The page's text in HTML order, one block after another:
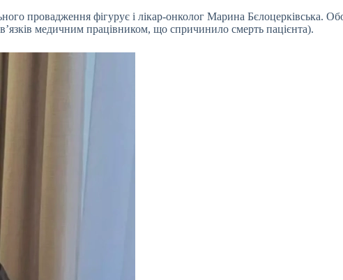
провадження фігурує і лікар-онколог Марина Бєлоцерківська.
медичним працівником, що спричинило смерть пацієнта).